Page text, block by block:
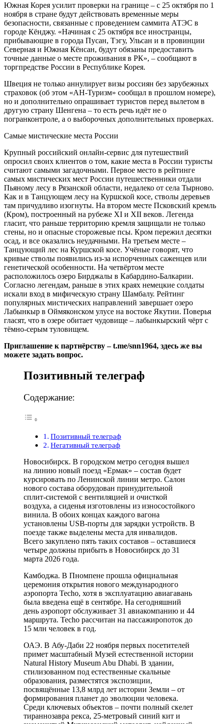
Южная Корея усилит проверки на границе – с 25 октября по 1
ноября в стране будут действовать временные меры
безопасности, связанные с проведением саммита АТЭС в
городе Кёнджу. «Начиная с 25 октября все иностранцы,
прибывающие в города Пусан, Тэгу, Ульсан и в провинции
Северная и Южная Кёнсан, будут обязаны предоставить
точные данные о месте проживания в РК», – сообщают в
торгпредстве России в Республике Корея.
Швеция не только аннулирует визы россиян без зарубежных
страховок (об этом «АН-Туризм» сообщал в прошлом номере),
но и дополнительно опрашивает туристов перед вылетом в
другую страну Шенгена – то есть речь идёт не о
погранконтроле, а о выборочных дополнительных проверках.
Самые мистические места России
Крупный российский онлайн-сервис для путешествий
опросил своих клиентов о том, какие места в России туристы
считают самыми загадочными. Первое место в рейтинге
самых мистических мест России путешественники отдали
Пьяному лесу в Рязанской области, недалеко от села Тырново.
Как и в Танцующем лесу на Куршской косе, стволы деревьев
там причудливо изогнуты. На втором месте Псковский кремль
(Кром), построенный на рубеже XI и XII веков. Легенда
гласит, что раньше территорию кремля защищали не только
стены, но и опасные сторожевые псы. Кром пережил десятки
осад, и все оказались неудачными. На третьем месте –
Танцующий лес на Куршской косе. Учёные говорят, что
кривые стволы появились из-за испорченных саженцев или
генетической особенности. На четвёртом месте
расположилось озеро Бирджалы в Кабардино-Балкарии.
Согласно легендам, раньше в этих краях немецкие солдаты
искали вход в мифическую страну Шамбалу. Рейтинг
популярных мистических направлений завершает озеро
Лабынкыр в Оймяконском улусе на востоке Якутии. Поверья
гласят, что в озере обитает чудовище – лабынкырский чёрт с
тёмно-серым туловищем.
Приглашение к партнёрству – t.me/snn1964, здесь же вы
можете задать вопрос.
Позитивный телеграф
Содержание:
Позитивный телеграф
Негативный телеграф
Новосибирск. В городском метро сегодня вышел
на линию новый поезд «Ермак» – состав будет
курсировать по Ленинской линии метро. Салон
нового состава оборудован принудительной
сплит-системой с вентиляцией и очисткой
воздуха, а сиденья изготовлены из износостойкого
винила. В обоих концах каждого вагона
установлены USB-порты для зарядки устройств. В
поезде также выделены места для инвалидов.
Всего закуплено пять таких составов – оставшиеся
четыре должны прибыть в Новосибирск до 31
марта 2026 года.
Камбоджа. В Пномпене прошла официальная
церемония открытия нового международного
аэропорта Techo, хотя в эксплуатацию авиагавань
была введена ещё в сентябре. На сегодняшний
день аэропорт обслуживает 31 авиакомпанию и 44
маршрута. Techo рассчитан на пассажиропоток до
15 млн человек в год.
ОАЭ. В Абу-Даби 22 ноября первых посетителей
примет масштабный Музей естественной истории
Natural History Museum Abu Dhabi. В здании,
стилизованном под естественные скальные
образования, разместятся экспозиции,
посвящённые 13,8 млрд лет истории Земли – от
формирования планет до эволюции человека.
Среди ключевых объектов – почти полный скелет
тираннозавра рекса, 25‑метровый синий кит и